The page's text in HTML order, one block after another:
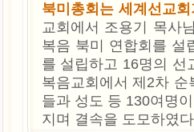
북미총회는 세계선교회
교회에서 조용기 목사
복음 북미 연합회를 설
를 설립하고 16명의 선
복음교회에서 제2차
들과 성도 등 130여명
지며 결속을 도모하였